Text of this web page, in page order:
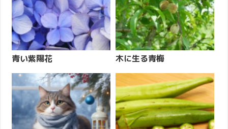
青い紫陽花 木に生る青梅